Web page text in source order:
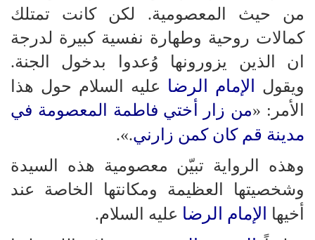
من حيث المعصومية. لكن كانت تمتلك
كمالات روحية وطهارة نفسية كبيرة لدرجة
ان الذين يزورونها وُعدوا بدخول الجنة.
ويقول الإمام الرضا عليه السلام حول هذا
الأمر: «من زار أختي فاطمة المعصومة في
مدينة قم كان كمن زارني.».
وهذه الرواية تبيّن معصومية هذه السيدة
وشخصيتها العظيمة ومكانتها الخاصة عند
أخيها الإمام الرضا عليه السلام.